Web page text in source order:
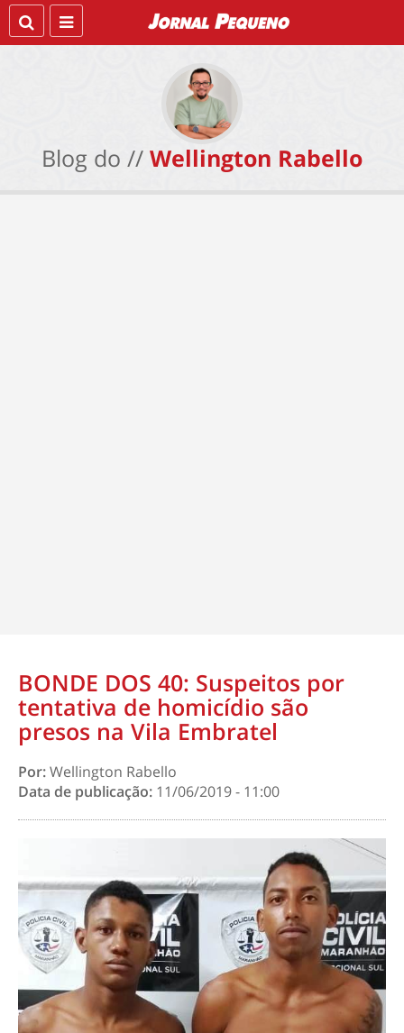
Blog do // Wellington Rabello
BONDE DOS 40: Suspeitos por
tentativa de homicídio são
presos na Vila Embratel
Por:Wellington Rabello
Data de publicação: 11/06/2019 - 11:00